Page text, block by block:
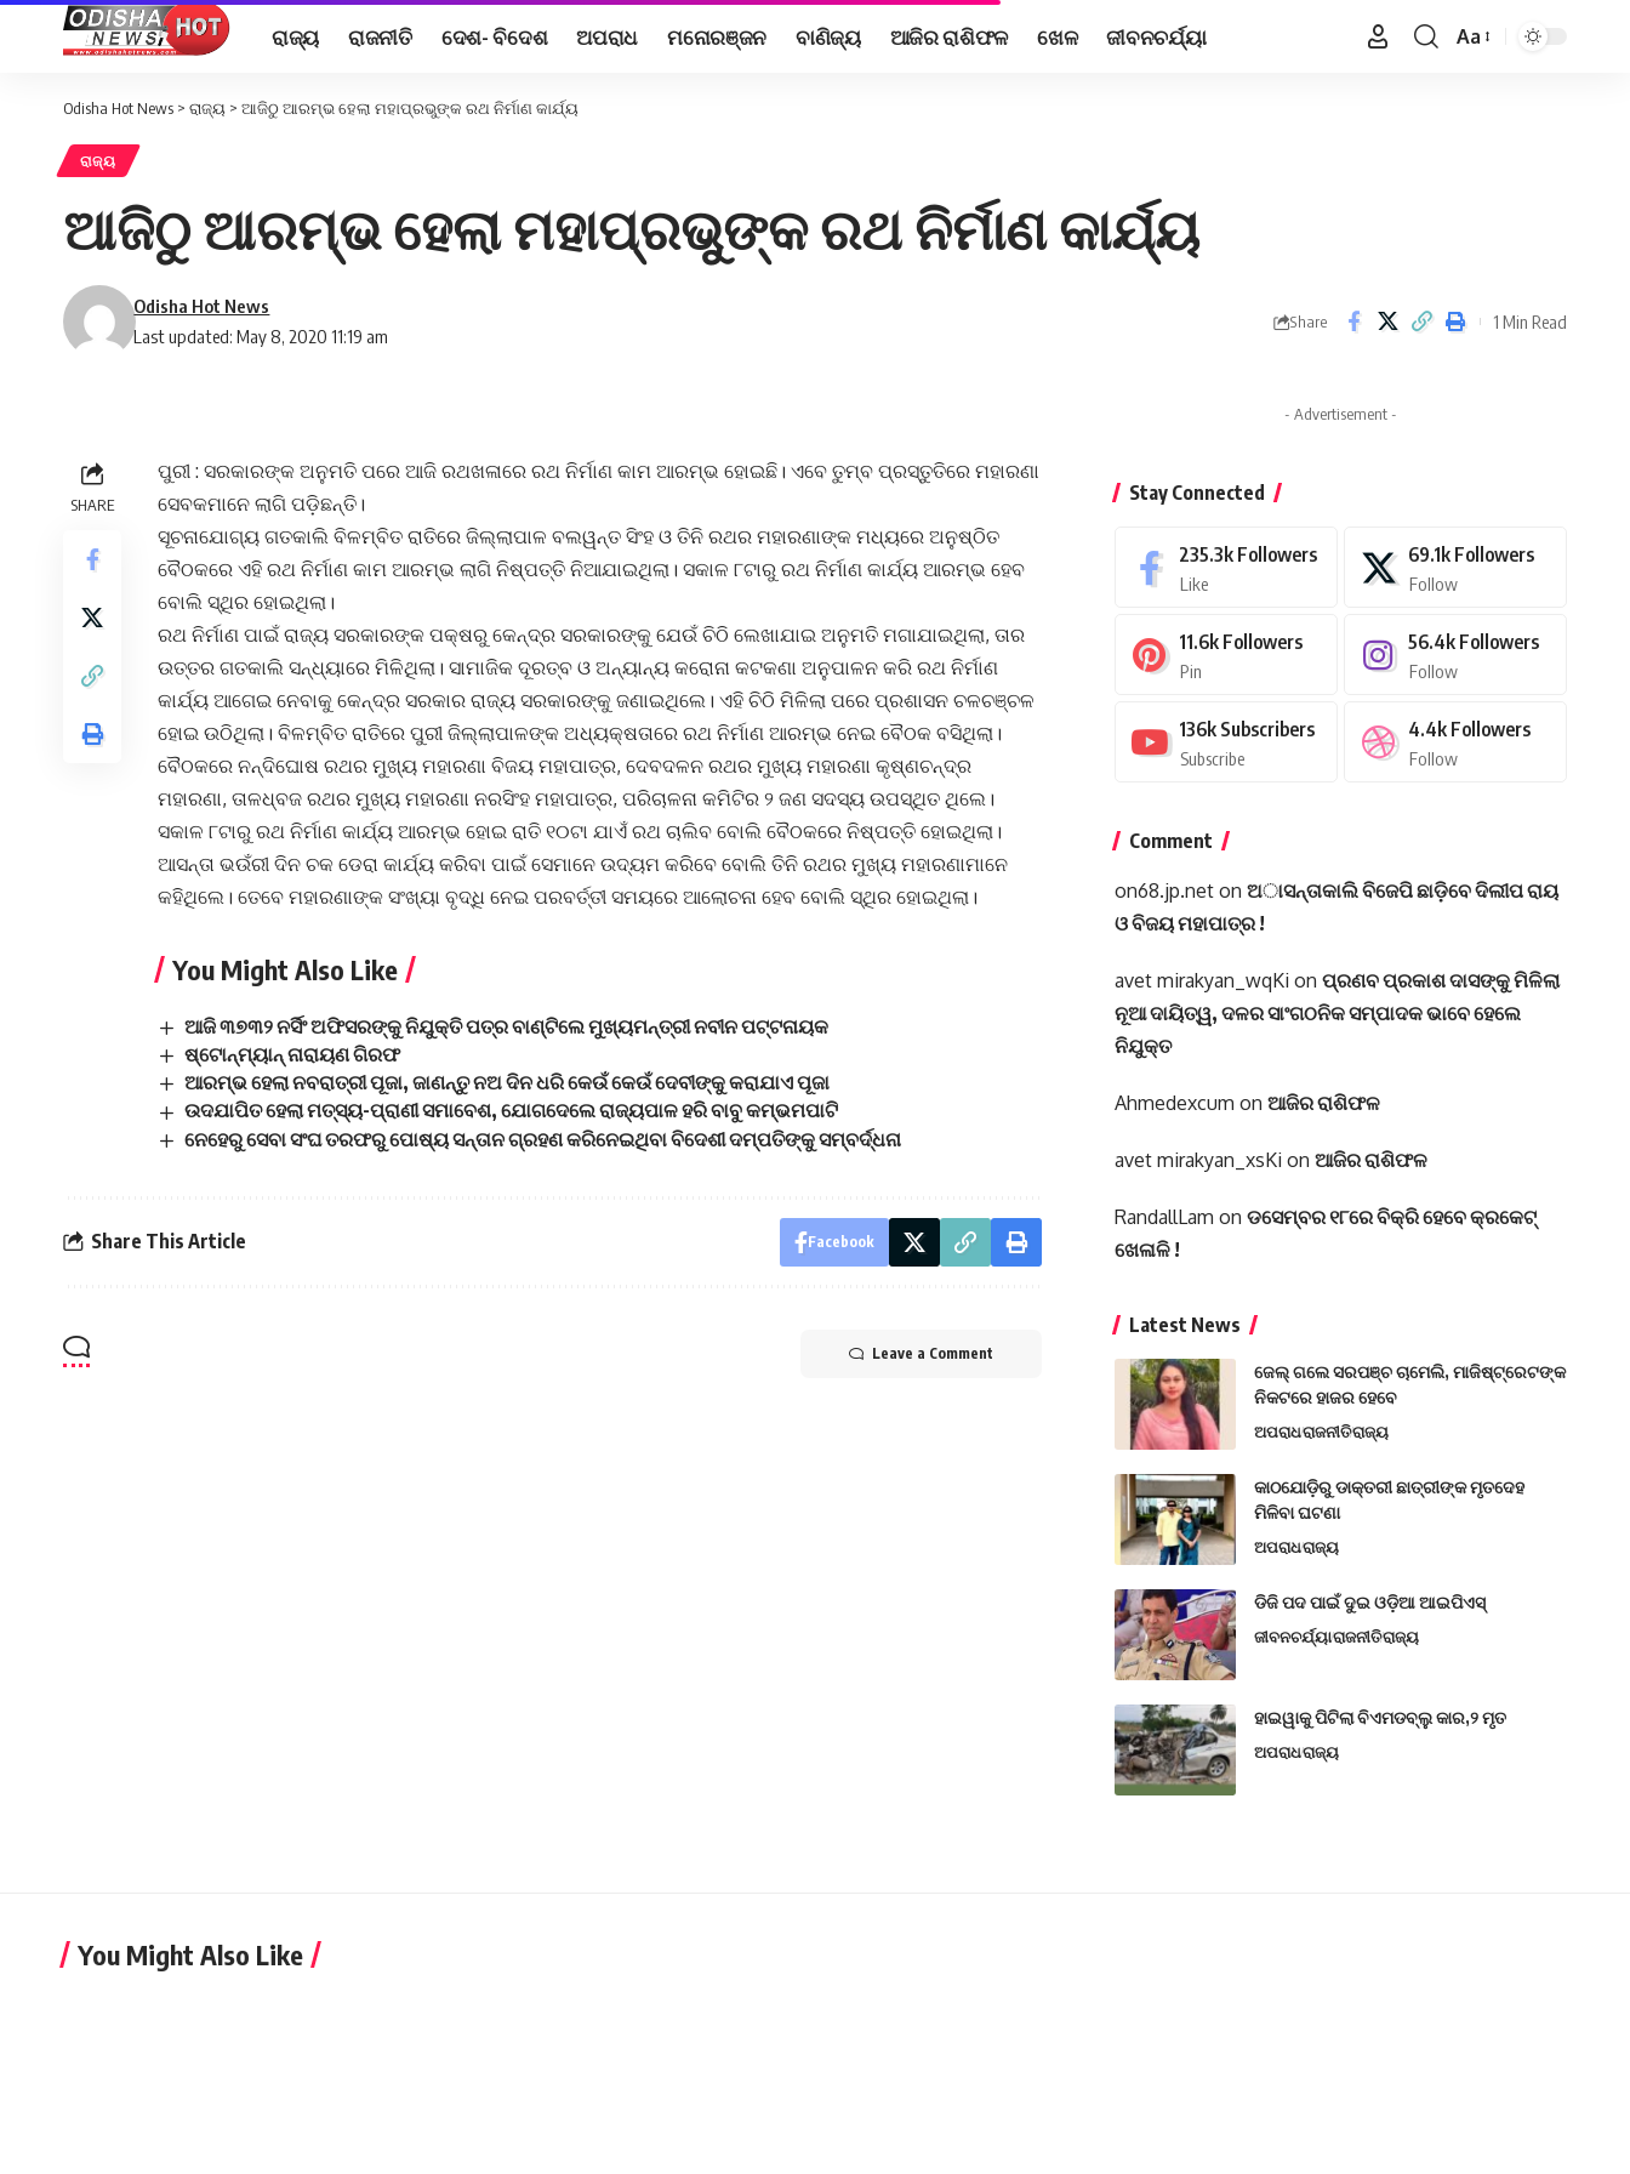
ରାଜ୍ୟ ରାଜନୀତି ଦେଶ- ବିଦେଶ ଅପରାଧ ମନୋରଞ୍ଜନ ବାଣିଜ୍ୟ ଆଜିର ରାଶିଫଳ ଖେଳ ଜୀବନଚର୍ଯ୍ୟା
Font
Aa
Odisha Hot News > ରାଜ୍ୟ > ଆଜିଠୁ ଆରମ୍ଭ ହେଲା ମହାପ୍ରଭୁଙ୍କ ରଥ ନିର୍ମାଣ କାର୍ଯ୍ୟ
ରାଜ୍ୟ
ଆଜିଠୁ ଆରମ୍ଭ ହେଲା ମହାପ୍ରଭୁଙ୍କ ରଥ ନିର୍ମାଣ କାର୍ଯ୍ୟ
Last updated: May 8, 2020 11:19 am
Odisha Hot News
Share 1 Min Read
SHARE
ପୁରୀ : ସରକାରଙ୍କ ଅନୁମତି ପରେ ଆଜି ରଥଖଳାରେ ରଥ ନିର୍ମାଣ କାମ ଆରମ୍ଭ ହୋଇଛି। ଏବେ ତୁମ୍ବ ପ୍ରସ୍ତୁତିରେ ମହାରଣା
ସେବକମାନେ ଲାଗି ପଡ଼ିଛନ୍ତି।
ସୂଚନାଯୋଗ୍ୟ ଗତକାଲି ବିଳମ୍ବିତ ରାତିରେ ଜିଲ୍ଲାପାଳ ବଲୱନ୍ତ ସିଂହ ଓ ତିନି ରଥର ମହାରଣାଙ୍କ ମଧ୍ୟରେ ଅନୁଷ୍ଠିତ
ବୈଠକରେ ଏହି ରଥ ନିର୍ମାଣ କାମ ଆରମ୍ଭ ଲାଗି ନିଷ୍ପତ୍ତି ନିଆଯାଇଥିଲା। ସକାଳ ୮ଟାରୁ ରଥ ନିର୍ମାଣ କାର୍ଯ୍ୟ ଆରମ୍ଭ ହେବ
ବୋଲି ସ୍ଥିର ହୋଇଥିଲା।
ରଥ ନିର୍ମାଣ ପାଇଁ ରାଜ୍ୟ ସରକାରଙ୍କ ପକ୍ଷରୁ କେନ୍ଦ୍ର ସରକାରଙ୍କୁ ଯେଉଁ ଚିଠି ଲେଖାଯାଇ ଅନୁମତି ମଗାଯାଇଥିଲା, ତାର
ଉତ୍ତର ଗତକାଲି ସନ୍ଧ୍ୟାରେ ମିଳିଥିଲା। ସାମାଜିକ ଦୂରତ୍ବ ଓ ଅନ୍ୟାନ୍ୟ କରୋନା କଟକଣା ଅନୁପାଳନ କରି ରଥ ନିର୍ମାଣ
କାର୍ଯ୍ୟ ଆଗେଇ ନେବାକୁ କେନ୍ଦ୍ର ସରକାର ରାଜ୍ୟ ସରକାରଙ୍କୁ ଜଣାଇଥିଲେ। ଏହି ଚିଠି ମିଳିଲା ପରେ ପ୍ରଶାସନ ଚଳଚଞ୍ଚଳ
ହୋଇ ଉଠିଥିଲା। ବିଳମ୍ବିତ ରାତିରେ ପୁରୀ ଜିଲ୍ଲାପାଳଙ୍କ ଅଧ୍ୟକ୍ଷତାରେ ରଥ ନିର୍ମାଣ ଆରମ୍ଭ ନେଇ ବୈଠକ ବସିଥିଲା।
ବୈଠକରେ ନନ୍ଦିଘୋଷ ରଥର ମୁଖ୍ୟ ମହାରଣା ବିଜୟ ମହାପାତ୍ର, ଦେବଦଳନ ରଥର ମୁଖ୍ୟ ମହାରଣା କୃଷ୍ଣଚନ୍ଦ୍ର
ମହାରଣା, ତାଳଧ୍ବଜ ରଥର ମୁଖ୍ୟ ମହାରଣା ନରସିଂହ ମହାପାତ୍ର, ପରିଚାଳନା କମିଟିର ୨ ଜଣ ସଦସ୍ୟ ଉପସ୍ଥିତ ଥିଲେ।
ସକାଳ ୮ଟାରୁ ରଥ ନିର୍ମାଣ କାର୍ଯ୍ୟ ଆରମ୍ଭ ହୋଇ ରାତି ୧୦ଟା ଯାଏଁ ରଥ ଚାଲିବ ବୋଲି ବୈଠକରେ ନିଷ୍ପତ୍ତି ହୋଇଥିଲା।
ଆସନ୍ତା ଭଉଁରୀ ଦିନ ଚକ ଡେରା କାର୍ଯ୍ୟ କରିବା ପାଇଁ ସେମାନେ ଉଦ୍ୟମ କରି‌ବେ ବୋଲି ତିନି ରଥର ମୁଖ୍ୟ ମହାରଣାମାନେ
କହିଥିଲେ। ତେବେ ମହାରଣାଙ୍କ ସଂଖ୍ୟା ବୃଦ୍ଧି ନେଇ ପରବର୍ତ୍ତୀ ସମୟରେ ଆଲୋଚନା ହେବ ବୋଲି ସ୍ଥିର ହୋଇଥିଲା।
You Might Also Like
ଆଜି ୩୭୩୨ ନର୍ସିଂ ଅଫିସରଙ୍କୁ ନିଯୁକ୍ତି ପତ୍ର ବାଣ୍ଟିଲେ ମୁଖ୍ୟମନ୍ତ୍ରୀ ନବୀନ ପଟ୍ଟନାୟକ
ଷ୍ଟୋନ୍‌ମ୍ୟାନ୍‌ ନାରାୟଣ ଗିରଫ
ଆରମ୍ଭ ହେଲା ନବରାତ୍ରୀ ପୂଜା, ଜାଣନ୍ତୁ ନଅ ଦିନ ଧରି କେଉଁ କେଉଁ ଦେବୀଙ୍କୁ କରାଯାଏ ପୂଜା
ଉଦଯାପିତ ହେଲା ମତ୍ସ୍ୟ-ପ୍ରାଣୀ ସମାବେଶ, ଯୋଗଦେଲେ ରାଜ୍ୟପାଳ ହରି ବାବୁ କମ୍ଭମପାଟି
ନେହେରୁ ସେବା ସଂଘ ତରଫରୁ ପୋଷ୍ୟ ସନ୍ତାନ ଗ୍ରହଣ କରିନେଇଥିବା ବିଦେଶୀ ଦମ୍ପତିଙ୍କୁ ସମ୍ବର୍ଦ୍ଧନା
Share This Article Facebook
Leave a Comment
- Advertisement -
Stay Connected
235.3k Followers
Like
69.1k Followers
Follow
11.6k Followers
Pin
56.4k Followers
Follow
136k Subscribers
Subscribe
4.4k Followers
Follow
Comment
on68.jp.neton ଅାସନ୍ତାକାଲି ବିଜେପି ଛାଡ଼ିବେ ଦିଲୀପ ରାୟ
ଓ ବିଜୟ ମହାପାତ୍ର !
avet mirakyan_wqKi on ପ୍ରଣବ ପ୍ରକାଶ ଦାସଙ୍କୁ ମିଳିଲା
ନୂଆ ଦାୟିତ୍ୱ, ଦଳର ସାଂଗଠନିକ ସମ୍ପାଦକ ଭାବେ ହେଲେ
ନିଯୁକ୍ତ
Ahmedexcum on ଆଜିର ରାଶିଫଳ
avet mirakyan_xsKi on ଆଜିର ରାଶିଫଳ
RandallLam on ଡସେମ୍ବର ୧୮ରେ ବିକ୍ରି ହେବେ କ୍ରକେଟ୍
ଖେଳାଳି !
Latest News
ଜେଲ୍ ଗଲେ ସରପଞ୍ଚ ଚାମେଲି, ମାଜିଷ୍ଟ୍ରେଟଙ୍କ
ନିକଟରେ ହାଜର ହେବେ
ଅପରାଧରାଜନୀତିରାଜ୍ୟ
କାଠଯୋଡ଼ିରୁ ଡାକ୍ତରୀ ଛାତ୍ରୀଙ୍କ ମୃତଦେହ
ମିଳିବା ଘଟଣା
ଅପରାଧରାଜ୍ୟ
ଡିଜି ପଦ ପାଇଁ ଦୁଇ ଓଡ଼ିଆ ଆଇପିଏସ୍
ଜୀବନଚର୍ଯ୍ୟାରାଜନୀତିରାଜ୍ୟ
ହାଇୱାକୁ ପିଟିଲା ବିଏମଡବ୍ଲୁ କାର,୨ ମୃତ
ଅପରାଧରାଜ୍ୟ
You Might Also Like